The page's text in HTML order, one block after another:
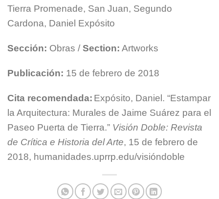
Tierra Promenade, San Juan, Segundo
Cardona, Daniel Expósito
Sección: Obras / Section: Artworks
Publicación: 15 de febrero de 2018
Cita recomendada: Expósito, Daniel. “Estampar
la Arquitectura: Murales de Jaime Suárez para el
Paseo Puerta de Tierra.” Visión Doble: Revista
de Crítica e Historia del Arte, 15 de febrero de
2018, humanidades.uprrp.edu/visióndoble